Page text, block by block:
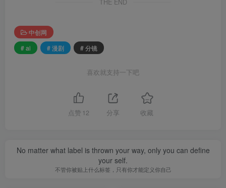
THE END
中创网
# ai
# 漫剧 # 分镜
喜欢就支持一下吧
点赞 12 分享 收藏
No matter what label is thrown your way, only you can define
your self.
不管你被贴上什么标签，只有你才能定义你自己